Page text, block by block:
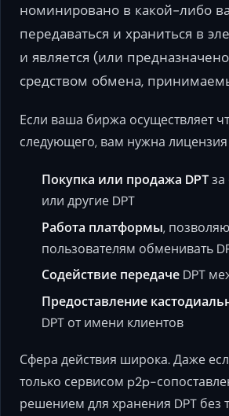
номинировано в какой-либо
передаваться и храниться в
и является (или
средством обмена,
Если ваша биржа осуществляет
следующего, вам нужна лицензия
Покупка или продажа DPT
или другие DPT
Работа платформы,
пользователям обменивать
Содействие передаче DPT
Предоставление
DPT от имени клиентов
Сфера действия широка. Даже
только сервисом p2p-
решением для хранения DPT без